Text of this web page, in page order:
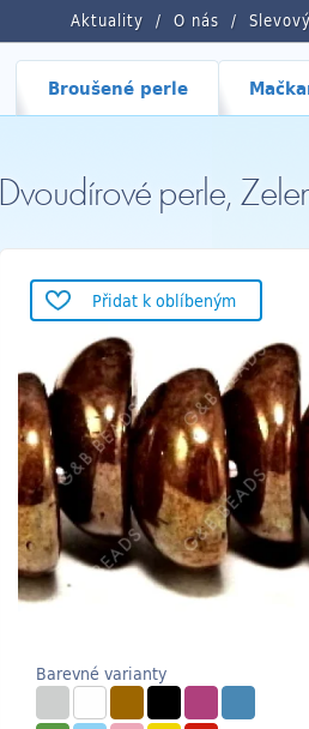
Aktuality O nás
Broušené perle
Dvoudírové perle,
Přidat k oblíbeným
Barevné varianty